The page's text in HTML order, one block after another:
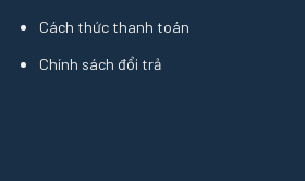
Cách thức thanh toán
Chính sách đổi trả